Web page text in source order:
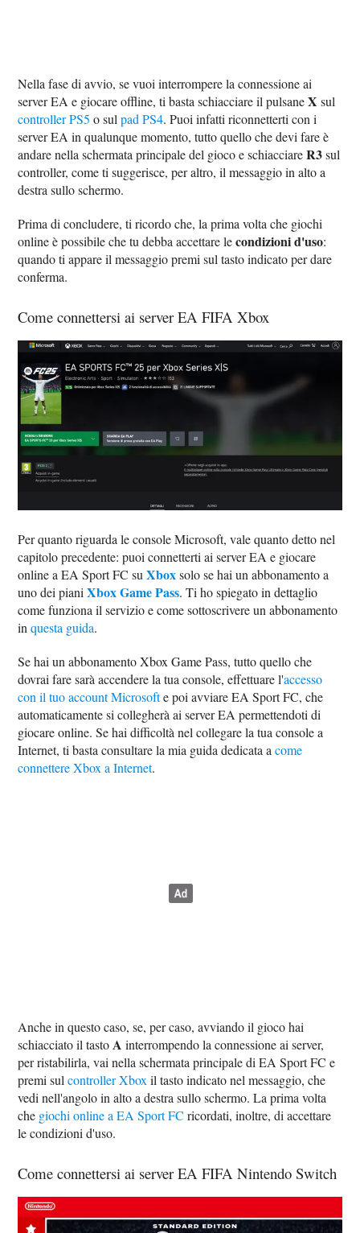
Nella fase di avvio, se vuoi interrompere la connessione ai
server EA e giocare offline, ti basta schiacciare il pulsaneX sul
controller PS5 o sulpad PS4. Puoi infatti riconnetterti con i
server EA in qualunque momento, tutto quello che devi fare è
andare nella schermata principale del gioco e schiacciareR3sul
controller, come ti suggerisce, per altro, il messaggio in alto a
destra sullo schermo.
Prima di concludere, ti ricordo che, la prima volta che giochi
online è possibile che tu debba accettare lecondizioni d'uso:
quando ti appare il messaggio premi sul tasto indicato per dare
conferma.
Come connettersi ai server EA FIFA Xbox
Per quanto riguarda le console Microsoft, vale quanto detto nel
capitolo precedente: puoi connetterti ai server EA e giocare
online a EA Sport FC suXboxsolo se hai un abbonamento a
uno dei pianiXbox Game Pass. Ti ho spiegato in dettaglio
come funziona il servizio e come sottoscrivere un abbonamento
inquesta guida.
Se hai un abbonamento Xbox Game Pass, tutto quello che
dovrai fare sarà accendere la tua console, effettuare l'accesso
con il tuo account Microsofte poi avviare EA Sport FC, che
automaticamente si collegherà ai server EA permettendoti di
giocare online. Se hai difficoltà nel collegare la tua console a
Internet, ti basta consultare la mia guida dedicata acome
connettere Xbox a Internet.
Anche in questo caso, se, per caso, avviando il gioco hai
schiacciato il tasto A interrompendo la connessione ai server,
per ristabilirla, vai nella schermata principale di EA Sport FC e
premi sulcontroller Xbox il tasto indicato nel messaggio, che
vedi nell'angolo in alto a destra sullo schermo. La prima volta
che giochi online a EA Sport FC ricordati, inoltre, di accettare
le condizioni d'uso.
Come connettersi ai server EA FIFA Nintendo Switch